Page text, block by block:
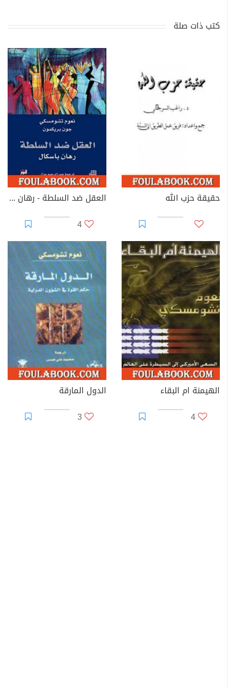
كتب ذات صلة
حقيقة حزب الله
العقل ضد السلطة - رهان باسكال
4
الهيمنة ام البقاء
4
الدول المارقة
3